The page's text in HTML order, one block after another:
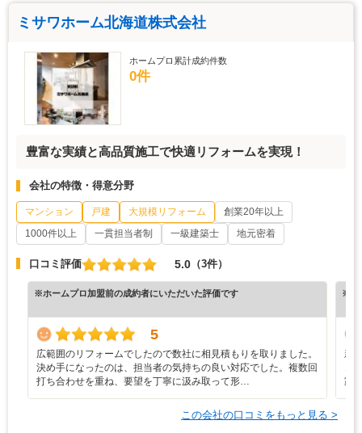
ミサワホーム北海道株式会社
ホームプロ累計成約件数
0件
豊富な実績と高品質施工で快適リフォームを実現！
会社の特徴・得意分野
マンション 戸建 大規模リフォーム
創業20年以上
1000件以上
一貫担当者制 一級建築士 地元密着
口コミ評価 5.0 （3件）
※ホームプロ加盟前の成約者にいただいた評価です
5
広範囲のリフォームでしたので数社に相見積もりを取りました。
決め手になったのは、担当者の気持ちの良い対応でした。複数回
打ち合わせを重ね、要望を丁寧に汲み取って形…
※ホ
新
家
この会社の口コミをもっと見る >